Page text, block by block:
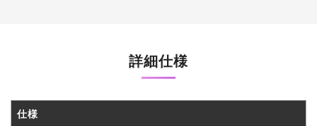
詳細仕様
仕様